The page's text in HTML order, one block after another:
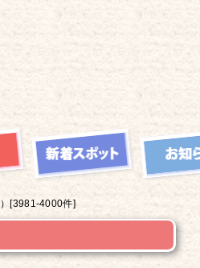
[3981-4000件]